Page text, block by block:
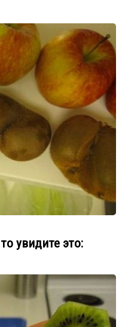
увидите это: